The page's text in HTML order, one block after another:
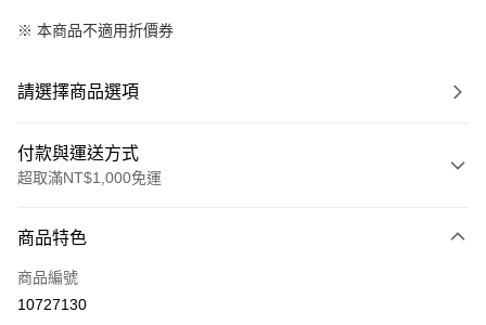
※ 本商品不適用折價券
請選擇商品選項
付款與運送方式
超取滿NT$1,000免運
信用卡一次付款
超商取貨付款
商品特色
商品編號
10727130